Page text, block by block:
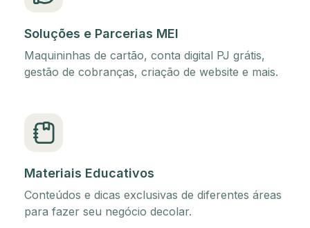
Soluções e Parcerias MEI
Maquininhas de cartão, conta digital PJ grátis,
gestão de cobranças, criação de website e mais.
Materiais Educativos
Conteúdos e dicas exclusivas de diferentes áreas
para fazer seu negócio decolar.